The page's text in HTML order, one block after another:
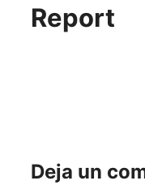
Report
Deja un